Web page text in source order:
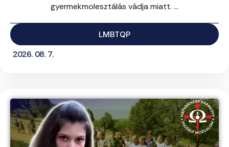
gyermekmolesztálás vádja miatt. ...
LMBTQP
2026. 08. 7.